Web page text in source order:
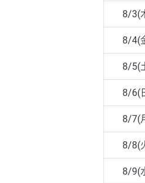
8/3(
8/4(
8/5(
8/6(
8/7(
8/8(
8/9(